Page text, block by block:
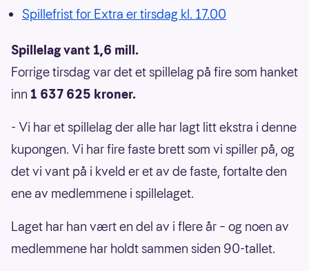
Spillefrist for Extra er tirsdag kl. 17.00
Spillelag vant 1,6 mill.
Forrige tirsdag var det et spillelag på fire som hanket
inn 1 637 625 kroner.
- Vi har et spillelag der alle har lagt litt ekstra i denne
kupongen. Vi har fire faste brett som vi spiller på, og
det vi vant på i kveld er et av de faste, fortalte den
ene av medlemmene i spillelaget.
Laget har han vært en del av i flere år – og noen av
medlemmene har holdt sammen siden 90-tallet.